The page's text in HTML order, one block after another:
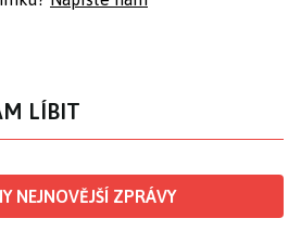
LÍBIT
NEJNOVĚJŠÍ ZPRÁVY